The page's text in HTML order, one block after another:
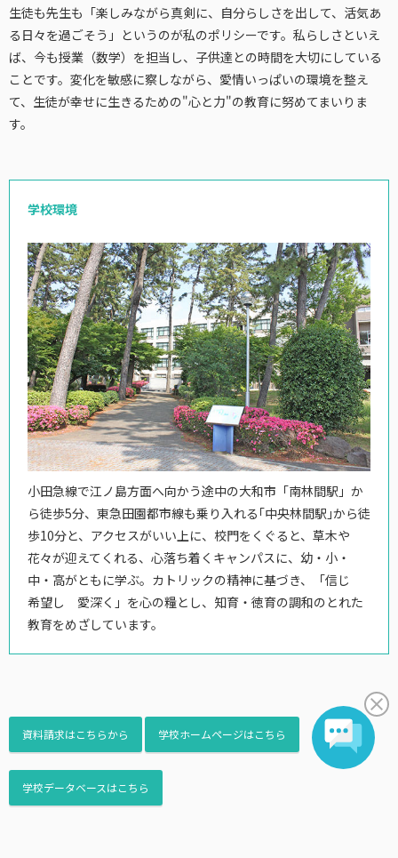
生徒も先生も「楽しみながら真剣に、自分らしさを出して、活気あ
る日々を過ごそう」というのが私のポリシーです。私らしさといえ
ば、今も授業（数学）を担当し、子供達との時間を大切にしている
ことです。変化を敏感に察しながら、愛情いっぱいの環境を整え
て、生徒が幸せに生きるための"心と力"の教育に努めてまいりま
す。
学校環境
小田急線で江ノ島方面へ向かう途中の大和市「南林間駅」か
ら徒歩5分、東急田園都市線も乗り入れる｢中央林間駅｣から徒
歩10分と、アクセスがいい上に、校門をくぐると、草木や
花々が迎えてくれる、心落ち着くキャンパスに、幼・小・
中・高がともに学ぶ。カトリックの精神に基づき、「信じ
希望し 愛深く」を心の糧とし、知育・徳育の調和のとれた
教育をめざしています。
資料請求はこちらから 学校ホームページはこちら
学校データベースはこちら